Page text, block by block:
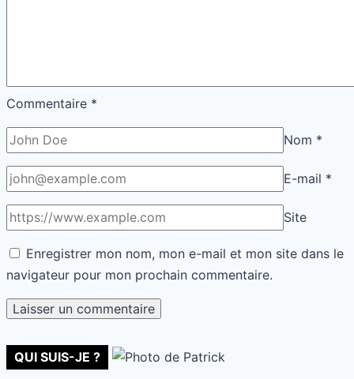
Commentaire *
Nom *
E-mail *
Site
Enregistrer mon nom, mon e-mail et mon site dans le
navigateur pour mon prochain commentaire.
QUI SUIS-JE ?